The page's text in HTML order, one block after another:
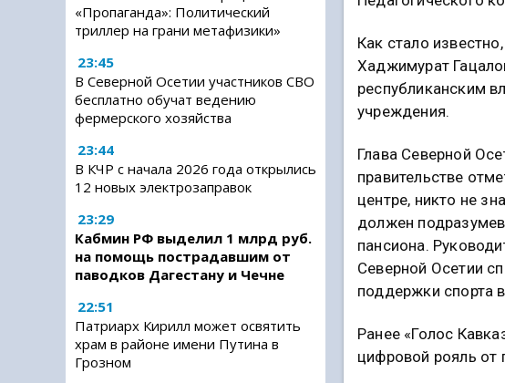
«Пропаганда»: Политический
триллер на грани метафизики»
23:45
В Северной Осетии участников СВО
бесплатно обучат ведению
фермерского хозяйства
23:44
В КЧР с начала 2026 года открылись
12 новых электрозаправок
23:29
Кабмин РФ выделил 1 млрд руб.
на помощь пострадавшим от
паводков Дагестану и Чечне
22:51
Патриарх Кирилл может освятить
храм в районе имени Путина в
Грозном
Как стало
Хаджимурат
республиканским
учреждения.
Глава Северной
правительстве
центре, никто не
должен
пансиона.
Северной Осетии
поддержки спорта
Ранее «Голос
цифровой рояль от